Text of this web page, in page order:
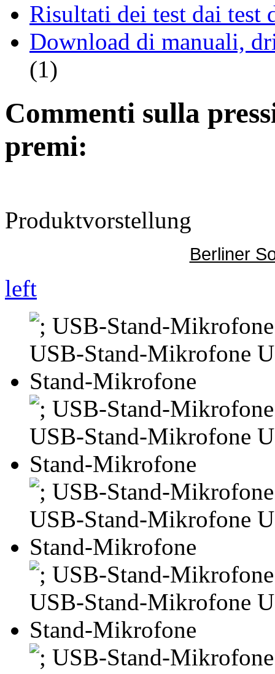
Risultati dei test dai
Download di manuali,
(1)
Commenti sulla
premi:
Produktvorstellung
Berliner
left